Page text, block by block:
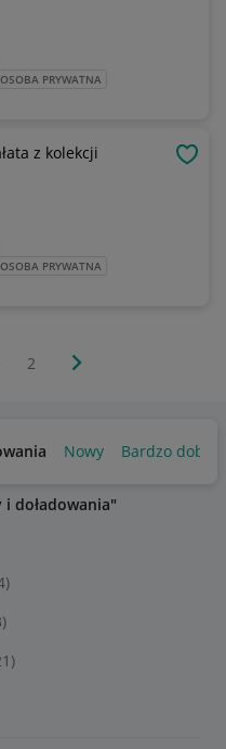
PRYWATNA
z kolekcji
PRYWATNA
2 Następna strona
Nowy Bardzo dobry
i doładowania"